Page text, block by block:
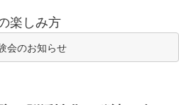
楽しみ方
会のお知らせ